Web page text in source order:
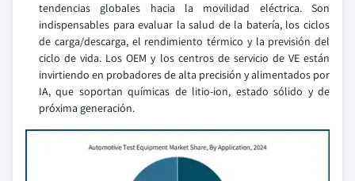
tendencias globales hacia la movilidad eléctrica. Son
indispensables para evaluar la salud de la batería, los ciclos
de carga/descarga, el rendimiento térmico y la previsión del
ciclo de vida. Los OEM y los centros de servicio de VE están
invirtiendo en probadores de alta precisión y alimentados por
IA, que soportan químicas de litio-ion, estado sólido y de
próxima generación.